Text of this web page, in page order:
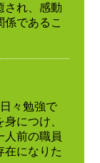
され、感動
であるこ
々勉強で
につけ、
人前の職員
在になりた